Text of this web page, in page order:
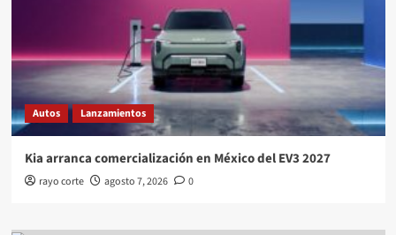
Autos Lanzamientos
Kia arranca comercialización en México del EV3 2027
rayo corte agosto 7, 2026 0